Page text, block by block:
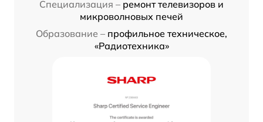
Специализация – ремонт телевизоров и
микроволновых печей
Образование – профильное техническое,
«Радиотехника»